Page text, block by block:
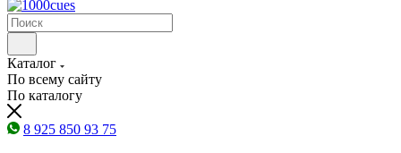
Каталог
По всему сайту
По каталогу
8 925 850 93 75